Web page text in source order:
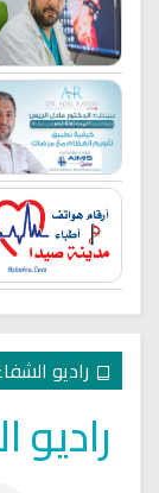
راديو